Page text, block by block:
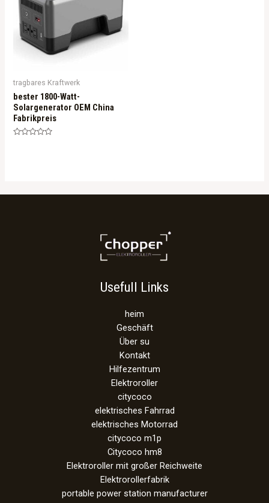
tragbares Kraftwerk
bester 1800-Watt-
Solargenerator OEM China
Fabrikpreis
Usefull Links
heim
Geschäft
Über su
Kontakt
Hilfezentrum
Elektroroller
citycoco
elektrisches Fahrrad
elektrisches Motorrad
citycoco m1p
Citycoco hm8
Elektroroller mit großer Reichweite
Elektrorollerfabrik
portable power station manufacturer